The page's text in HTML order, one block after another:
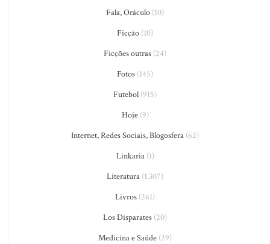
Fala, Oráculo (10)
Ficção (10)
Ficções outras (24)
Fotos (145)
Futebol (915)
Hoje(9)
Internet, Redes Sociais, Blogosfera (62)
Linkaria(1)
Literatura (1.307)
Livros (261)
Los Disparates (20)
Medicina e Saúde (29)